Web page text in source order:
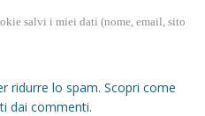
salvi i miei dati (nome, email, sito
ridurre lo spam. Scopri come
dai commenti.